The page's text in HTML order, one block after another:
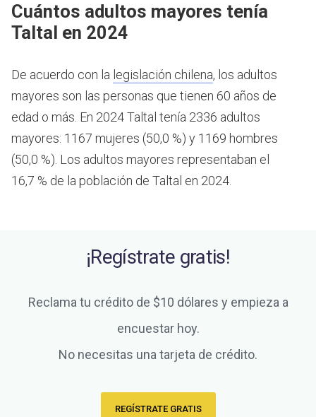
Cuántos adultos mayores tenía
Taltal en 2024
De acuerdo con la legislación chilena, los adultos
mayores son las personas que tienen 60 años de
edad o más. En 2024 Taltal tenía 2336 adultos
mayores: 1167 mujeres (50,0 %) y 1169 hombres
(50,0 %). Los adultos mayores representaban el
16,7 % de la población de Taltal en 2024.
¡Regístrate gratis!
Reclama tu crédito de $10 dólares y empieza a
encuestar hoy.
No necesitas una tarjeta de crédito.
REGÍSTRATE GRATIS